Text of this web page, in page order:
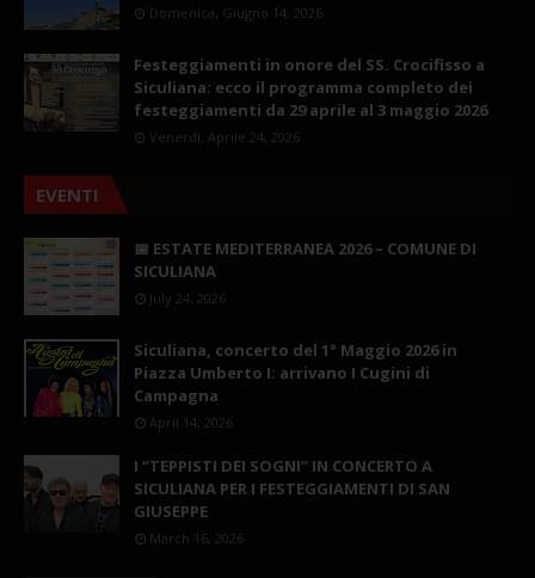
Domenica, Giugno 14, 2026
Festeggiamenti in onore del SS. Crocifisso a
Siculiana: ecco il programma completo dei
festeggiamenti da 29 aprile al 3 maggio 2026
Venerdì, Aprile 24, 2026
EVENTI
📅 ESTATE MEDITERRANEA 2026 – COMUNE DI
SICULIANA
July 24, 2026
Siculiana, concerto del 1° Maggio 2026 in
Piazza Umberto I: arrivano I Cugini di
Campagna
April 14, 2026
I “TEPPISTI DEI SOGNI” IN CONCERTO A
SICULIANA PER I FESTEGGIAMENTI DI SAN
GIUSEPPE
March 16, 2026